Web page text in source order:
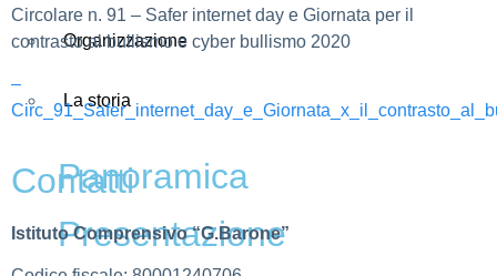
Organizzazione
La storia
Panoramica
Presentazione
Circolare n. 91 – Safer internet day e Giornata per il
contrasto al bullismo e cyber bullismo 2020
–
Contatti
Istituto Comprensivo “G.Barone”